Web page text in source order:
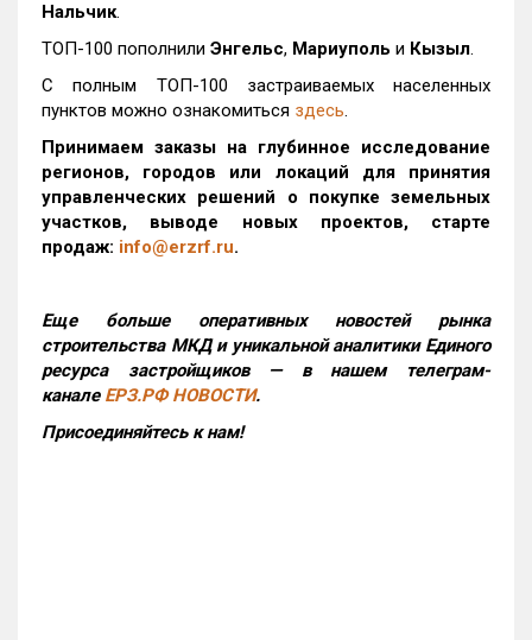
Нальчик.
ТОП-100 пополнили Энгельс, Мариуполь и Кызыл.
С полным ТОП-100 застраиваемых населенных
пунктов можно ознакомиться здесь.
Принимаем заказы на глубинное исследование
регионов, городов или локаций для принятия
управленческих решений о покупке земельных
участков, выводе новых проектов, старте
продаж: info@erzrf.ru.
Еще больше оперативных новостей рынка
строительства МКД и уникальной аналитики Единого
ресурса застройщиков — в нашем телеграм-
канале ЕРЗ.РФ НОВОСТИ.
Присоединяйтесь к нам!